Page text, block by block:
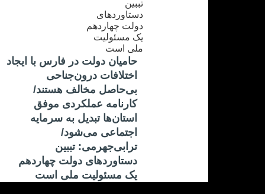
حامیان دولت در فارس با ایجاد
اختلافات درون‌جناحی
بی‌حاصل مخالف هستند/
کارنامه عملکردی موفق
استان‌ها تبدیل به سرمایه
اجتماعی می‌شود/
ترابی‌جهرمی: تببین
دستاوردهای دولت چهاردهم
یک مسئولیت ملی است